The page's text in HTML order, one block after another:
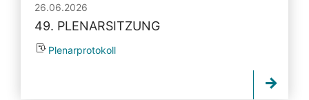
26.06.2026
49. PLENARSITZUNG
Plenarprotokoll